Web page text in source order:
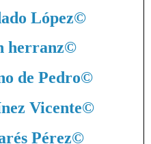
López©
herranz©
de Pedro©
Vicente©
Pérez©